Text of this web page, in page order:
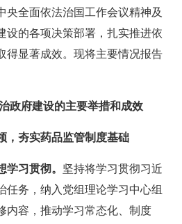
央全面依法治国工作会议精神及
设的各项决策部署，扎实推进依
得显著成效。现将主要情况报告
府建设的主要举措和成效
夯实药品监管制度基础
学习贯彻。 坚持将学习贯彻习近
任务，纳入党组理论学习中心组
内容，推动学习常态化、制度